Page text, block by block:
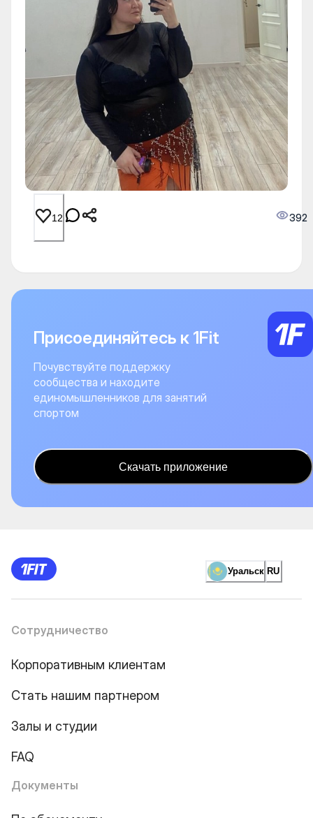
12 392
Присоединяйтесь к 1Fit
Почувствуйте поддержку
сообщества и находите
единомышленников для занятий
спортом
Скачать приложение
Уральск RU
Сотрудничество
Корпоративным клиентам
Стать нашим партнером
Залы и студии
FAQ
Документы